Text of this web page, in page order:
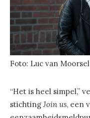
Foto: Luc van Moorsel
“Het is heel simpel,”
stichting Join us, een